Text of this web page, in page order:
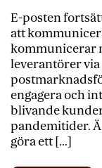
E-posten
att
kommunicerar
leverantörer via
engagera och
blivande
pandemitider.
göra ett […]